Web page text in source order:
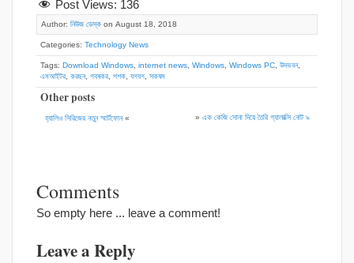
Post Views: 136
Author: নিউজ ডেস্ক on August 18, 2018
Categories: Technology News
Tags: Download Windows, internet news, Windows, Windows PC, উদভবন,
এমআইটর, করছন, গবষকর, পশক, যগযগ, সকষম
Other posts
হ্যালিও সিরিজের নতুন স্মার্টফোন« » এক কেজি সোনা দিয়ে তৈরি গ্যালাক্সি নোট ৯
Comments
So empty here ... leave a comment!
Leave a Reply